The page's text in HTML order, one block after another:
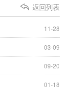
返回列表
11-28
03-09
09-20
01-18